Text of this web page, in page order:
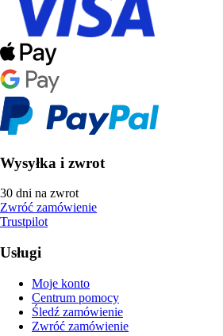
Wysyłka i zwrot
30 dni na zwrot
Zwróć zamówienie
Trustpilot
Usługi
Moje konto
Centrum pomocy
Śledź zamówienie
Zwróć zamówienie